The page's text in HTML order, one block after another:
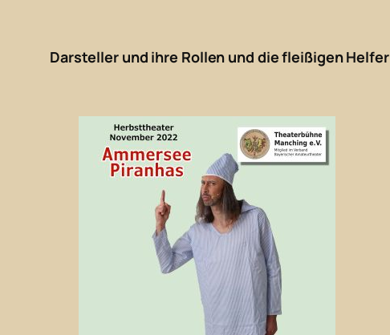
Darsteller und ihre Rollen und die fleißigen Helfer